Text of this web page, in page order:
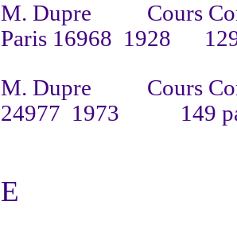
M. Dupre
Cours
Paris 16968 1928
M. Dupre
Cours
24977 1973 149
E